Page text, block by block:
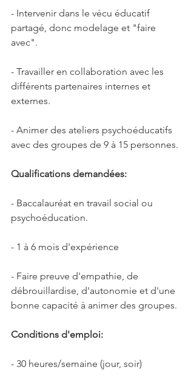
- Intervenir dans le vécu éducatif
partagé, donc modelage et "faire
avec".
- Travailler en collaboration avec les
différents partenaires internes et
externes.
- Animer des ateliers psychoéducatifs
avec des groupes de 9 à 15 personnes.
Qualifications demandées:
- Baccalauréat en travail social ou
psychoéducation.
- 1 à 6 mois d'expérience
- Faire preuve d'empathie, de
débrouillardise, d'autonomie et d'une
bonne capacité à animer des groupes.
Conditions d'emploi:
- 30 heures/semaine (jour, soir)